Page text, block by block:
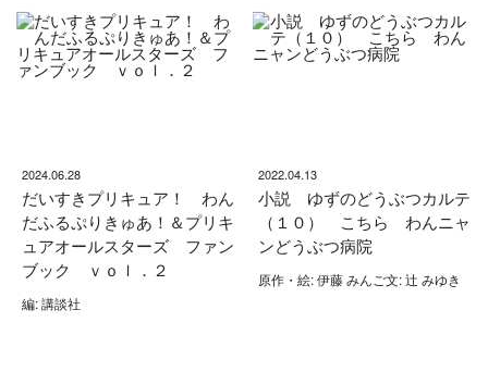
2024.06.28
だいすきプリキュア！ わん
だふるぷりきゅあ！＆プリキ
ュアオールスターズ ファン
ブック ｖｏｌ．２
編: 講談社
2022.04.13
小説 ゆずのどうぶつカルテ
（１０） こちら わんニャ
ンどうぶつ病院
原作・絵: 伊藤 みんご文: 辻 みゆき